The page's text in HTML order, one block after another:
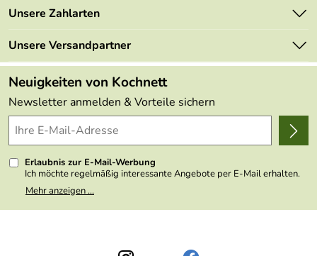
Retourenportal
Lieferbedingungen
Kundenlogin
Unsere Bestseller
Neu
Kundenbewertungen (48.996)
4,9/5*****
Unsere Zahlarten
Unsere Versandpartner
Neuigkeiten von Kochnett
Newsletter anmelden & Vorteile sichern
Erlaubnis zur E-Mail-Werbung
Ich möchte regelmäßig interessante Angebote per E-Mail erhalten.
Meine E-Mail-Adresse wird nicht an andere Unternehmen
weitergegeben. Zu statistischen Zwecken wird in anonymer Form
den Link "Abmelden" am Ende des Newsletters anklicke oder die
Mehr anzeigen ...